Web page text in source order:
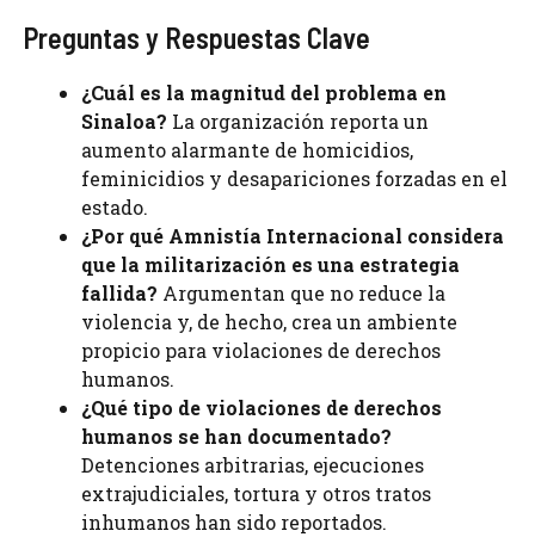
Preguntas y Respuestas Clave
¿Cuál es la magnitud del problema en
Sinaloa? La organización reporta un
aumento alarmante de homicidios,
feminicidios y desapariciones forzadas en el
estado.
¿Por qué Amnistía Internacional considera
que la militarización es una estrategia
fallida? Argumentan que no reduce la
violencia y, de hecho, crea un ambiente
propicio para violaciones de derechos
humanos.
¿Qué tipo de violaciones de derechos
humanos se han documentado?
Detenciones arbitrarias, ejecuciones
extrajudiciales, tortura y otros tratos
inhumanos han sido reportados.